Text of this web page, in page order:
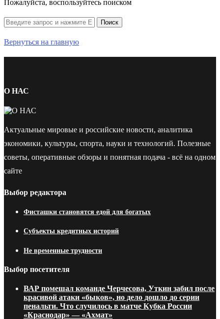
Пожалуйста, воспользуйтесь поиском
Вернуться на главную
О НАС
Актуальные мировые и российские новости, аналитика
экономики, культуры, спорта, науки и технологий. Полезные
советы, оперативные обзоры и понятная подача - всё на одном
сайте
Выбор редактора
Фисташки становятся едой для богатых
Субъекты кредитных историй
Не временные трудности
Выбор посетителя
ВАР помешал команде Черчесова, Уткин забил после
красивой атаки «быков», но дело дошло до серии
пенальти. Что случилось в матче Кубка России
«Краснодар» — «Ахмат»